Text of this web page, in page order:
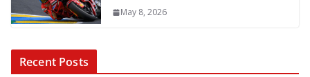
May 8, 2026
Recent Posts